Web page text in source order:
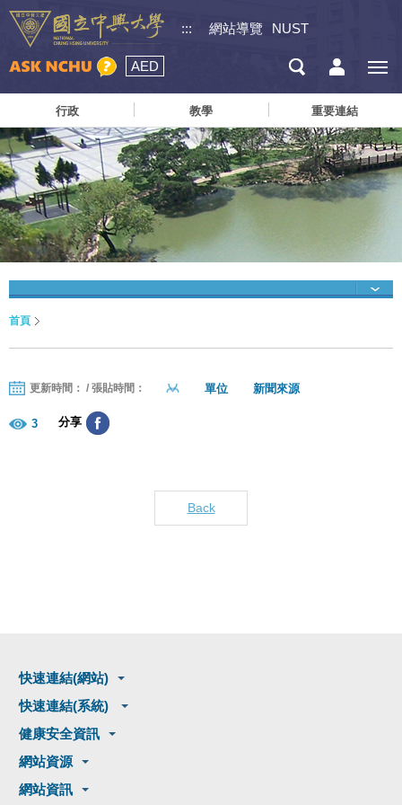
::: 網站導覽 NUST
AED
行政 教學 重要連結
首頁
更新時間： / 張貼時間： 單位 新聞來源
3 分享
Back
快速連結(網站)
快速連結(系統)
健康安全資訊
網站資源
網站資訊